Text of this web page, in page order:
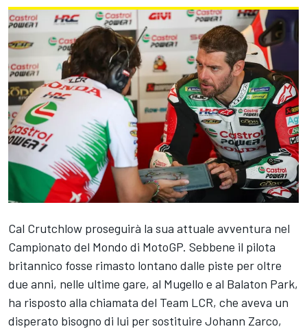
Cal Crutchlow proseguirà la sua attuale avventura nel
Campionato del Mondo di MotoGP. Sebbene il pilota
britannico fosse rimasto lontano dalle piste per oltre
due anni, nelle ultime gare, al Mugello e al Balaton Park,
ha risposto alla chiamata del Team LCR, che aveva un
disperato bisogno di lui per sostituire Johann Zarco,